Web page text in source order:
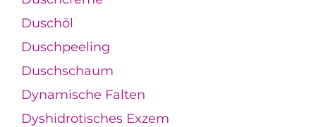
Duschöl
Duschpeeling
Duschschaum
Dynamische Falten
Dyshidrotisches Exzem